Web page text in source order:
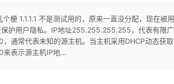
个梗 1.1.1.1 不是测试用的，原来一直没分配，现在
护用户隐私。IP地址255.255.255.255，代表有限
通常代表未知的源主机。当主机采用DHCP动态获取
表示源主机IP地...